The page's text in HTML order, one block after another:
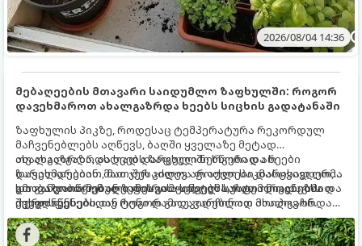
2026/08/04 14:36
მებაღეების მთავარი საიდუმლო ზაფხულში: როგორ
დავეხმაროთ ახალგაზრდა ხეებს სიცხის გადატანაში
ზაფხულის პიკზე, როდესაც ტემპერატურა რეკორდულ
მაჩვენებლებს აღწევს, ბაღში ყველაზე მეტად
ახალგაზრდა, ახლად დარგული ნერგები და ხეები
ზარალდებიან. მათ ჯერ კიდევ არ აქვთ საკმარისად ღრმა
და განვითარებული ფესვთა სისტემა, რათა ნიადაგის
ქვედა ფენებიდან ტენი დამოუკიდებლად მოიპოვონ.
თუ ახალგაზრდა ხეებს ზაფხულში სწორად არ
დავეხმარებით, მათ შესაძლოა ფოთლები დასცვივდეთ,
ხმობა დაიწყონ ან ზამთრის ყინვებს სუსტი ორგანიზმით
შეხვდნენ.
გთავაზობთ მებაღეების გამოცდილ საიდუმლოებებსა და
ოქროს წესებს, თუ როგორ გადავარჩინოთ ახალგაზრდა
ხეები ზაფხულის სიცხეში: